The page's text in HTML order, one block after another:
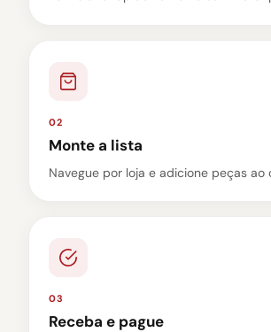
02
Monte a lista
Navegue por loja e adicione peças ao
03
Receba e pague